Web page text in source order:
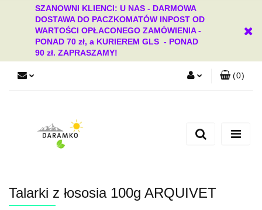
SZANOWNI KLIENCI: U NAS - DARMOWA
DOSTAWA DO PACZKOMATÓW INPOST OD
WARTOŚCI OPŁACONEGO ZAMÓWIENIA -
PONAD 70 zł, a KURIEREM GLS - PONAD
90 zł. ZAPRASZAMY!
Dodaj zgłoszenie
(0)
Talarki z łososia 100g ARQUIVET